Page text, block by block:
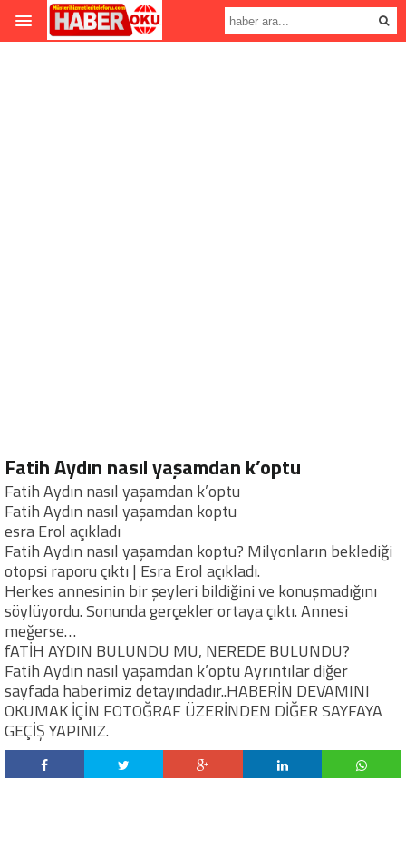
Fatih Aydın nasıl yaşamdan k’optu
Fatih Aydın nasıl yaşamdan k’optu
Fatih Aydın nasıl yaşamdan koptu
esra Erol açıkladı
Fatih Aydın nasıl yaşamdan koptu? Milyonların beklediği
otopsi raporu çıktı | Esra Erol açıkladı.
Herkes annesinin bir şeyleri bildiğini ve konuşmadığını
söylüyordu. Sonunda gerçekler ortaya çıktı. Annesi
meğerse…
fATİH AYDIN BULUNDU MU, NEREDE BULUNDU?
Fatih Aydın nasıl yaşamdan k’optu Ayrıntılar diğer
sayfada haberimiz detayındadır..HABERİN DEVAMINI
OKUMAK İÇİN FOTOĞRAF ÜZERİNDEN DİĞER SAYFAYA
GEÇİŞ YAPINIZ.